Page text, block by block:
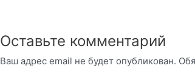
Оставьте комментарий
Ваш адрес email не будет опубликован.